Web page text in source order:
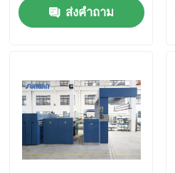
เครื่องใส่ผ้า
เครื่องตั้งความร้อนผ้า
ส่งคำถาม